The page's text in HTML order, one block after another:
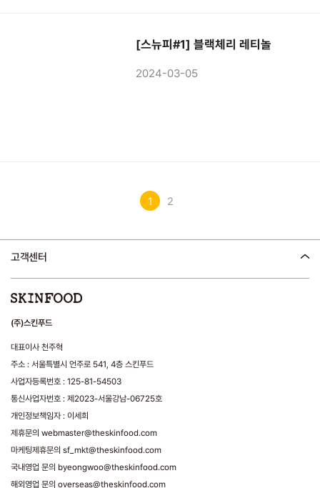
[스뉴피#1] 블랙체리 레티놀
2024-03-05
1 2
고객센터
(주)스킨푸드
대표이사 천주혁
주소 : 서울특별시 언주로 541, 4층 스킨푸드
사업자등록번호 : 125-81-54503
통신사업자번호 : 제2023-서울강남-06725호
개인정보책임자 : 이세희
제휴문의 webmaster@theskinfood.com
마케팅제휴문의 sf_mkt@theskinfood.com
국내영업 문의 byeongwoo@theskinfood.com
해외영업 문의 overseas@theskinfood.com